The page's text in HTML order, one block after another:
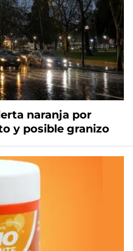
naranja por
y posible granizo